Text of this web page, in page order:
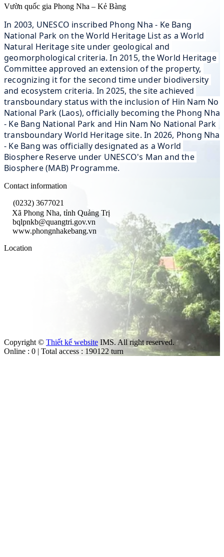
Vườn quốc gia Phong Nha – Kẻ Bàng
In 2003, UNESCO inscribed Phong Nha - Ke Bang
National Park on the World Heritage List as a World
Natural Heritage site under geological and
geomorphological criteria. In 2015, the World Heritage
Committee approved an extension of the property,
recognizing it for the second time under biodiversity
and ecosystem criteria. In 2025, the site achieved
transboundary status with the inclusion of Hin Nam No
National Park (Laos), officially becoming the Phong Nha
- Ke Bang National Park and Hin Nam No National Park
transboundary World Heritage site. In 2026, Phong Nha
- Ke Bang was officially designated as a World
Biosphere Reserve under UNESCO's Man and the
Biosphere (MAB) Programme.
Contact information
(0232) 3677021
Xã Phong Nha, tỉnh Quảng Trị
bqlpnkb@quangtri.gov.vn
www.phongnhakebang.vn
Location
Copyright © Thiết kế website IMS. All right reserved.
Online : 0 | Total access : 190122 turn